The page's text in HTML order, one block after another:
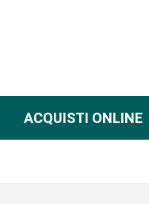
ACQUISTI ONLINE